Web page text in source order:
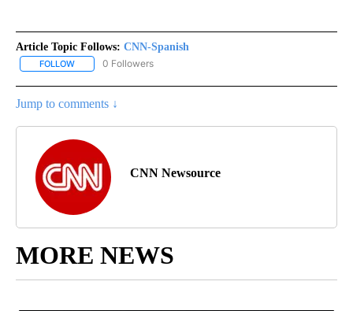
Article Topic Follows: CNN-Spanish
FOLLOW FOLLOW "CNN-SPANISH" TO RECEIVE NOTIFICATIONS ABOUT
0 Followers
Jump to comments ↓
CNN Newsource
MORE NEWS